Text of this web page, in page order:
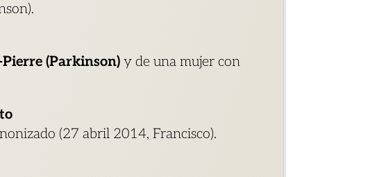
(Parkinson) y de una mujer con
(27 abril 2014, Francisco).